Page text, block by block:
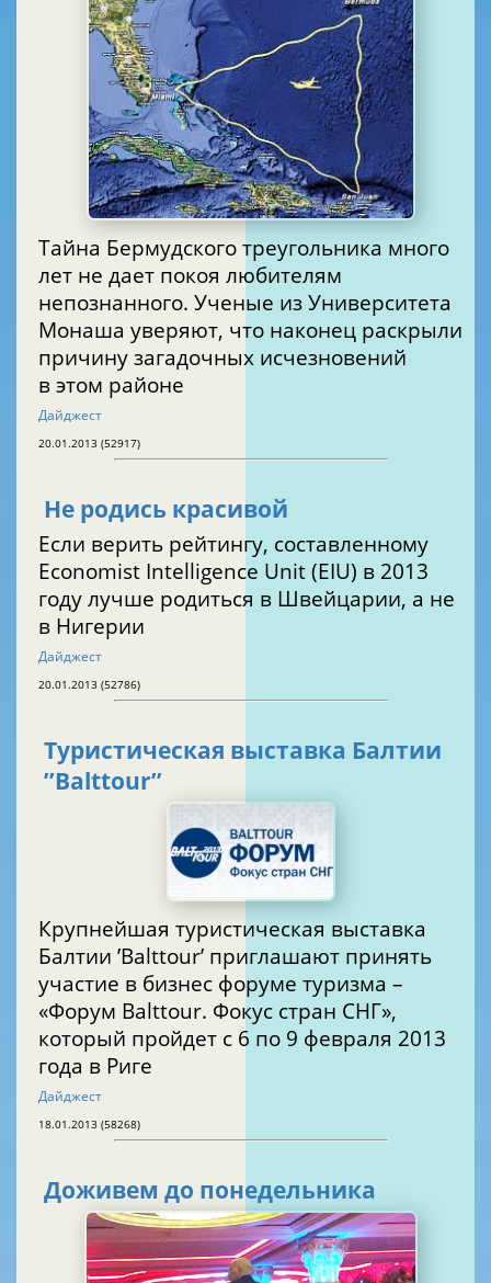
Тайна Бермудского треугольника много
лет не дает покоя любителям
непознанного. Ученые из Университета
Монаша уверяют, что наконец раскрыли
причину загадочных исчезновений
в этом районе
Дайджест
20.01.2013 (52917)
Не родись красивой
Если верить рейтингу, составленному
Economist Intelligence Unit (EIU) в 2013
году лучше родиться в Швейцарии, а не
в Нигерии
Дайджест
20.01.2013 (52786)
Туристическая выставка Балтии
’’Balttour’’
Крупнейшая туристическая выставка
Балтии ’Balttour’ приглашают принять
участие в бизнес форуме туризма –
«Форум Balttour. Фокус стран СНГ»,
который пройдет с 6 по 9 февраля 2013
года в Риге
Дайджест
18.01.2013 (58268)
Доживем до понедельника